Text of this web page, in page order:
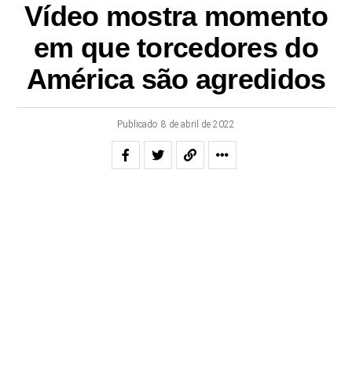
Vídeo mostra momento
em que torcedores do
América são agredidos
Publicado 8 de abril de 2022